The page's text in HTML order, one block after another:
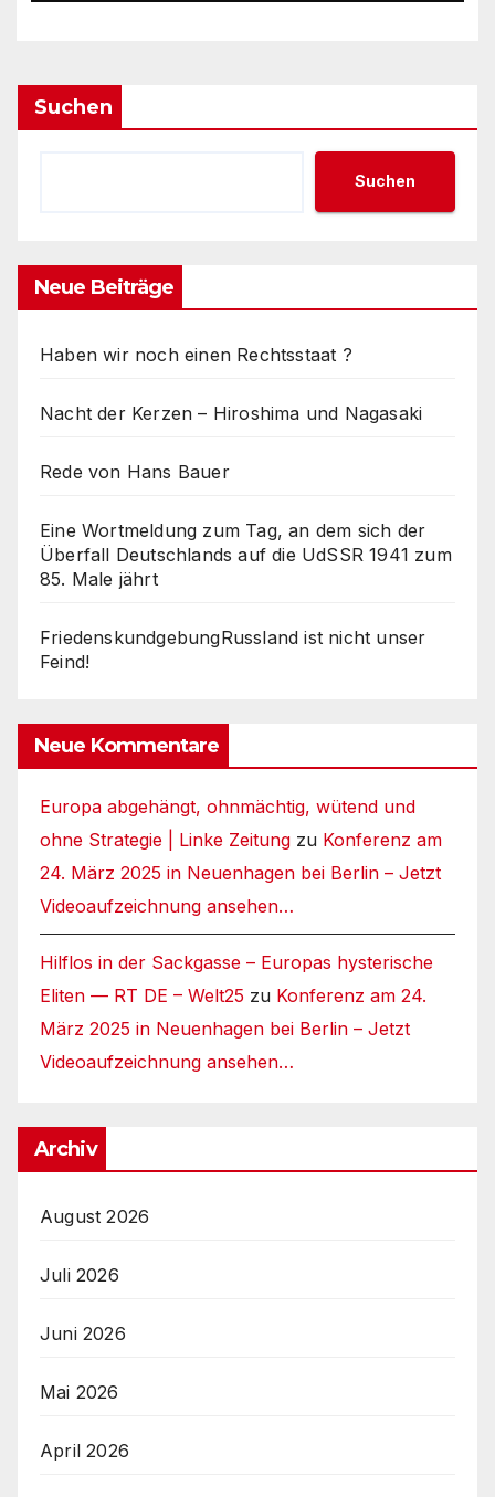
Suchen
Suchen
Neue Beiträge
Haben wir noch einen Rechtsstaat ?
Nacht der Kerzen – Hiroshima und Nagasaki
Rede von Hans Bauer
Eine Wortmeldung zum Tag, an dem sich der
Überfall Deutschlands auf die UdSSR 1941 zum
85. Male jährt
FriedenskundgebungRussland ist nicht unser
Feind!
Neue Kommentare
Europa abgehängt, ohnmächtig, wütend und
ohne Strategie | Linke Zeitung zu Konferenz am
24. März 2025 in Neuenhagen bei Berlin – Jetzt
Videoaufzeichnung ansehen…
Hilflos in der Sackgasse – Europas hysterische
Eliten — RT DE – Welt25 zu Konferenz am 24.
März 2025 in Neuenhagen bei Berlin – Jetzt
Videoaufzeichnung ansehen…
Archiv
August 2026
Juli 2026
Juni 2026
Mai 2026
April 2026